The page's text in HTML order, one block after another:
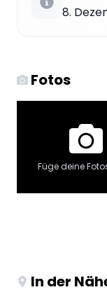
8.
Fotos
Füge deine
In der